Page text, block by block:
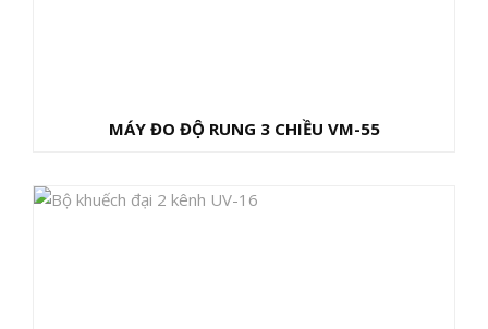
MÁY ĐO ĐỘ RUNG 3 CHIỀU VM-55